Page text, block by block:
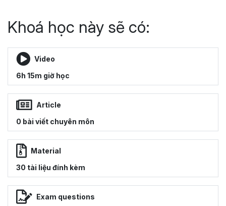
Khoá học này sẽ có:
Video
6h 15m giờ học
Article
0 bài viết chuyên môn
Material
30 tài liệu đính kèm
Exam questions